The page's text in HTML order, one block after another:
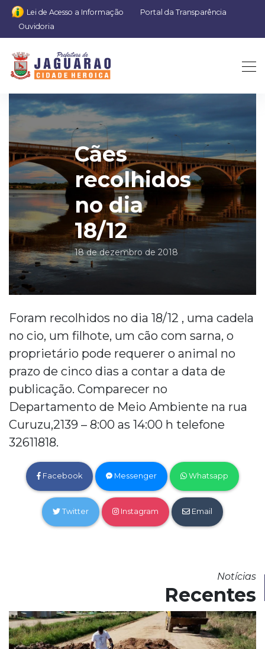
Lei de Acesso a Informação
Portal da Transparência
Ouvidoria
Cães
recolhidos
no dia
18/12
18 de dezembro de 2018
Foram recolhidos no dia 18/12 , uma cadela
no cio, um filhote, um cão com sarna, o
proprietário pode requerer o animal no
prazo de cinco dias a contar a data de
publicação. Comparecer no
Departamento de Meio Ambiente na rua
Curuzu,2139 – 8:00 as 14:00 h telefone
32611818.
Facebook Messenger Whatsapp
Twitter Instagram Email
Notícias
Recentes